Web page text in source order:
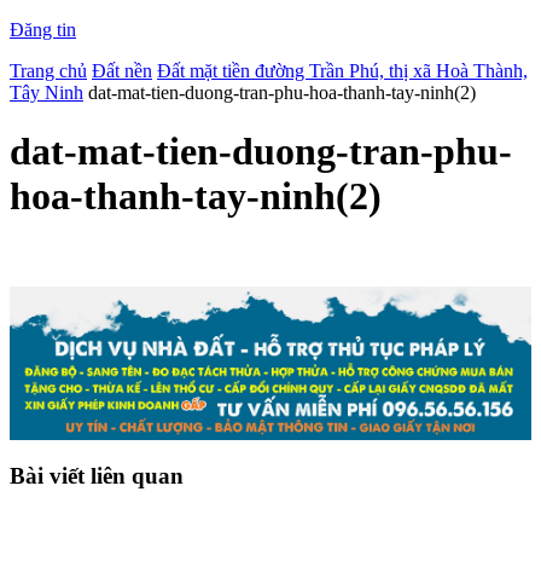
Đăng tin
Trang chủ Đất nền Đất mặt tiền đường Trần Phú, thị xã Hoà Thành,
Tây Ninh dat-mat-tien-duong-tran-phu-hoa-thanh-tay-ninh(2)
dat-mat-tien-duong-tran-phu-
hoa-thanh-tay-ninh(2)
Bài viết liên quan